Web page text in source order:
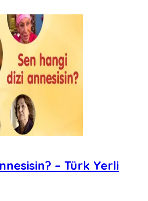
– Türk Yerli